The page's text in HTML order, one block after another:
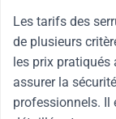
Les tarifs des
de plusieurs
les prix pratiqués
assurer la
professionnels. Il